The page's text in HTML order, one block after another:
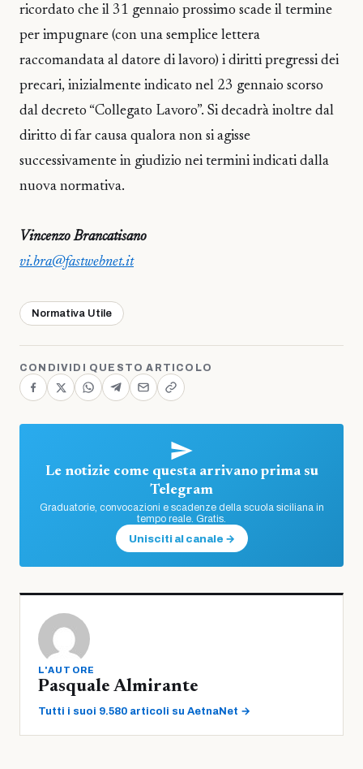
ricordato che il 31 gennaio prossimo scade il termine
per impugnare (con una semplice lettera
raccomandata al datore di lavoro) i diritti pregressi dei
precari, inizialmente indicato nel 23 gennaio scorso
dal decreto “Collegato Lavoro”. Si decadrà inoltre dal
diritto di far causa qualora non si agisse
successivamente in giudizio nei termini indicati dalla
nuova normativa.
Vincenzo Brancatisano
vi.bra@fastwebnet.it
Normativa Utile
CONDIVIDI QUESTO ARTICOLO
Le notizie come questa arrivano prima su
Telegram
Graduatorie, convocazioni e scadenze della scuola siciliana in
tempo reale. Gratis.
Unisciti al canale →
L'AUTORE
Pasquale Almirante
Tutti i suoi 9.580 articoli su AetnaNet →